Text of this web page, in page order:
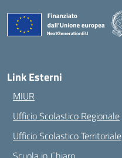
Link Esterni
MIUR
Ufficio Scolastico Regionale
Ufficio Scolastico Territoriale